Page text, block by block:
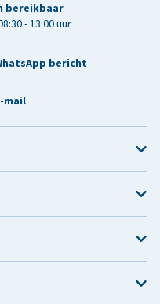
bereikbaar
- 13:00 uur
bericht
mail